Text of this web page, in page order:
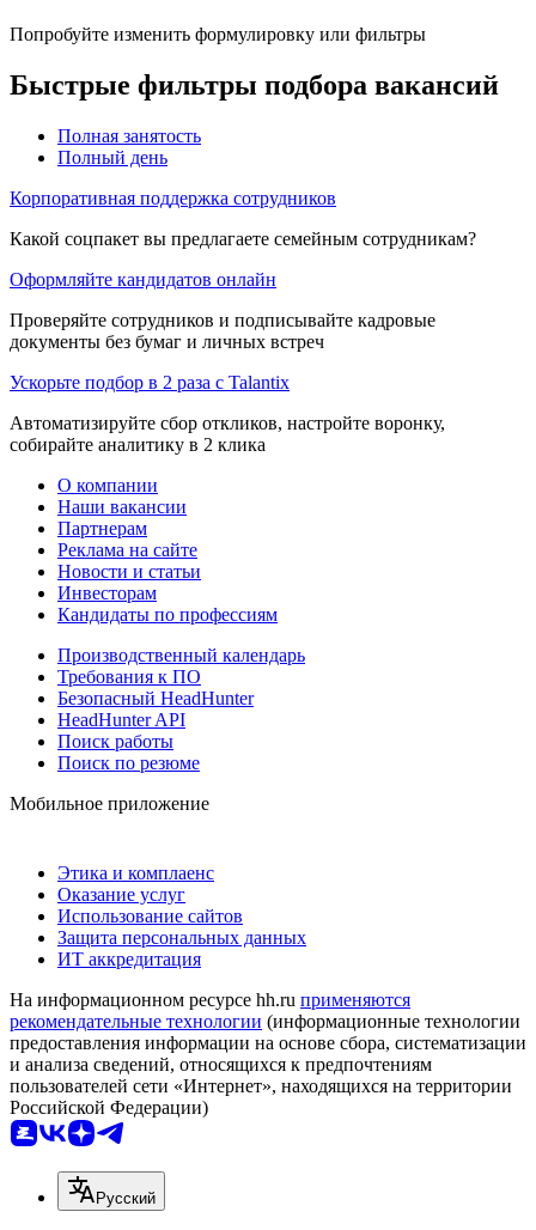
Попробуйте изменить формулировку или фильтры
Быстрые фильтры подбора вакансий
Полная занятость
Полный день
Корпоративная поддержка сотрудников
Какой соцпакет вы предлагаете семейным сотрудникам?
Оформляйте кандидатов онлайн
Проверяйте сотрудников и подписывайте кадровые
документы без бумаг и личных встреч
Ускорьте подбор в 2 раза с Talantix
Автоматизируйте сбор откликов, настройте воронку,
собирайте аналитику в 2 клика
О компании
Наши вакансии
Партнерам
Реклама на сайте
Новости и статьи
Инвесторам
Кандидаты по профессиям
Производственный календарь
Требования к ПО
Безопасный HeadHunter
HeadHunter API
Поиск работы
Поиск по резюме
Мобильное приложение
Этика и комплаенс
Оказание услуг
Использование сайтов
Защита персональных данных
ИТ аккредитация
На информационном ресурсе hh.ru применяются
рекомендательные технологии (информационные технологии
предоставления информации на основе сбора, систематизации
и анализа сведений, относящихся к предпочтениям
пользователей сети «Интернет», находящихся на территории
Российской Федерации)
Русский